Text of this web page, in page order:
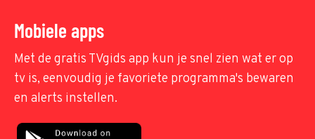
Mobiele apps
Met de gratis TVgids app kun je snel zien wat er op
tv is, eenvoudig je favoriete programma's bewaren
en alerts instellen.